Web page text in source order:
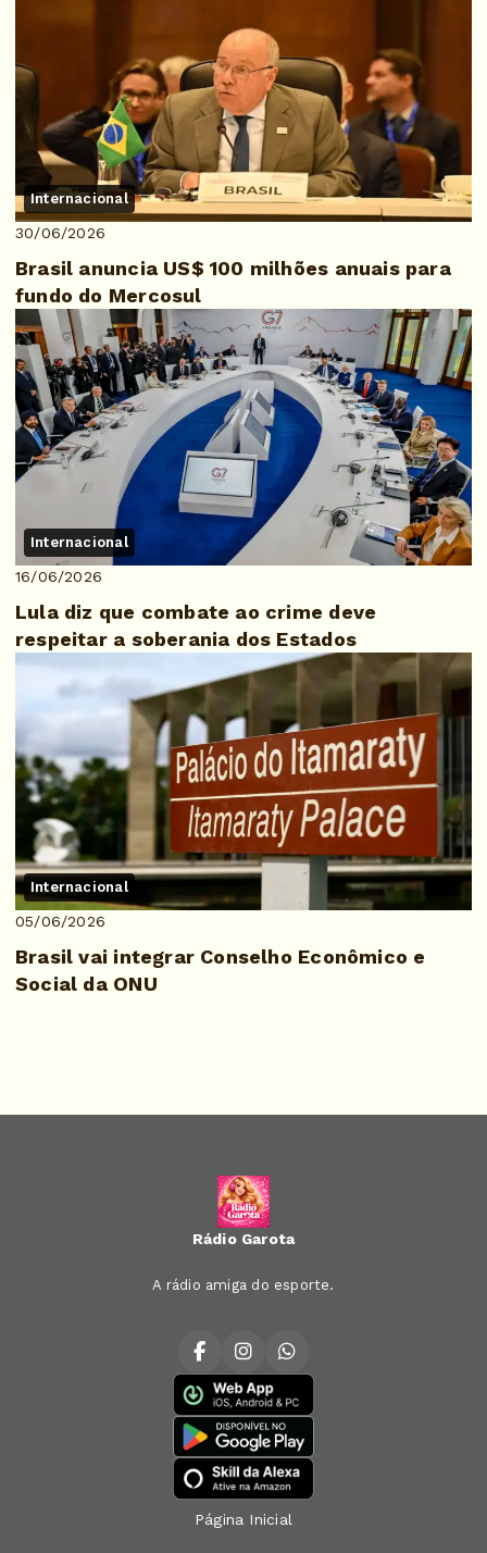
Internacional
30/06/2026
Brasil anuncia US$ 100 milhões anuais para
fundo do Mercosul
Internacional
16/06/2026
Lula diz que combate ao crime deve
respeitar a soberania dos Estados
Internacional
05/06/2026
Brasil vai integrar Conselho Econômico e
Social da ONU
Rádio Garota
A rádio amiga do esporte.
Página Inicial